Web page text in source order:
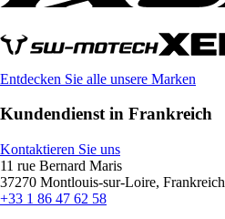
Entdecken Sie alle unsere Marken
Kundendienst in Frankreich
Kontaktieren Sie uns
11 rue Bernard Maris
37270 Montlouis-sur-Loire, Frankreich
+33 1 86 47 62 58